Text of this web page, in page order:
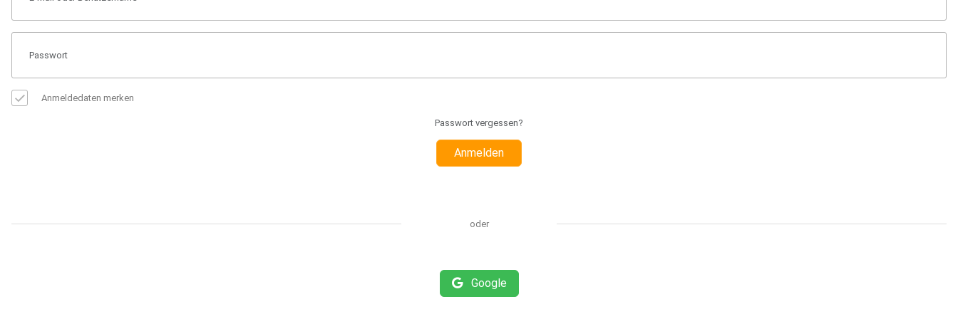
Anmeldedaten merken
Passwort vergessen?
Anmelden
oder
Google